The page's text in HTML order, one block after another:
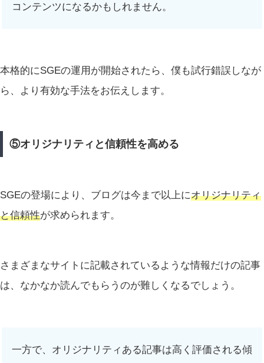
コンテンツになるかもしれません。
本格的にSGEの運用が開始されたら、僕も試行錯誤しなが
ら、より有効な手法をお伝えします。
⑤オリジナリティと信頼性を高める
SGEの登場により、ブログは今まで以上にオリジナリティ
と信頼性が求められます。
さまざまなサイトに記載されているような情報だけの記事
は、なかなか読んでもらうのが難しくなるでしょう。
一方で、オリジナリティある記事は高く評価される傾